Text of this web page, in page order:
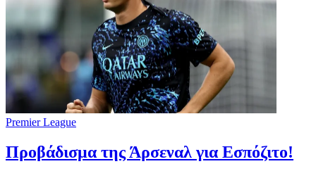
Premier League
Προβάδισμα της Άρσεναλ για Εσπόζιτο!